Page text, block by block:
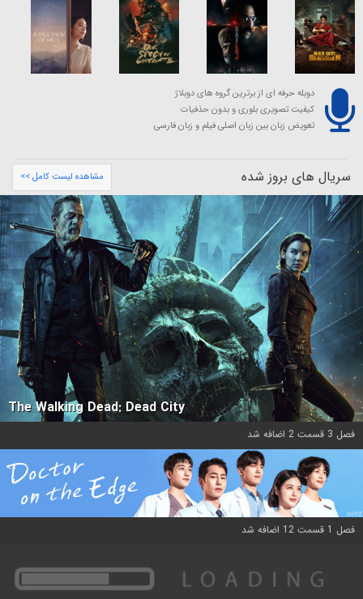
دوبله حرفه ای از برترین گروه های دوبلاژ
کیفیت تصویری بلوری و بدون حذفیات
تعویض زبان بین زبان اصلی فیلم و زبان فارسی
سریال های بروز شده مشاهده لیست کامل >>
The Walking Dead: Dead City
فصل 3 قسمت 2 اضافه شد
فصل 1 قسمت 12 اضافه شد